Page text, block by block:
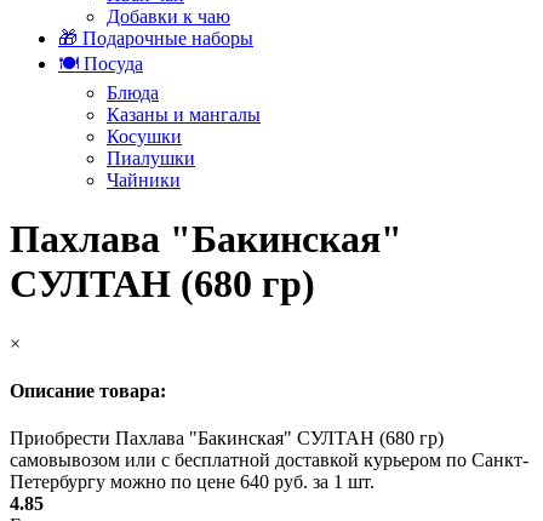
Добавки к чаю
🎁 Подарочные наборы
🍽️ Посуда
Блюда
Казаны и мангалы
Косушки
Пиалушки
Чайники
Пахлава "Бакинская"
СУЛТАН (680 гр)
×
Описание товара:
Приобрести Пахлава "Бакинская" СУЛТАН (680 гр)
самовывозом или с бесплатной доставкой курьером по Санкт-
Петербургу можно по цене 640 руб. за 1 шт.
4.85